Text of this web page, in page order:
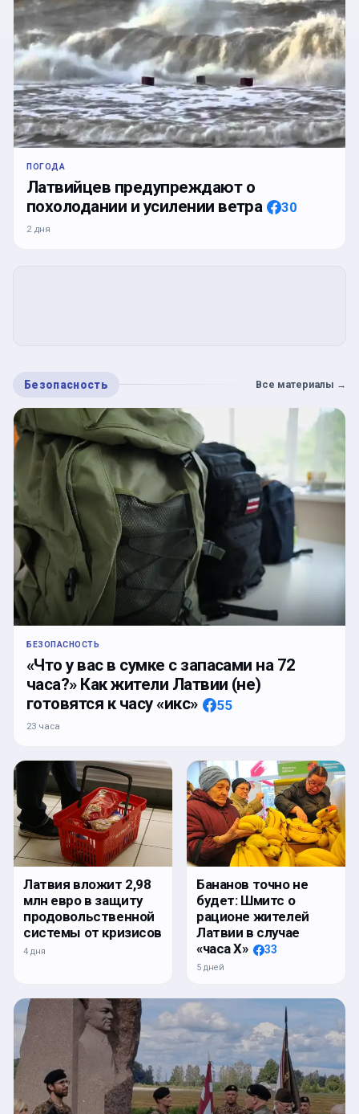
ПОГОДА
Латвийцев предупреждают о
похолодании и усилении ветра
30
2 дня
Безопасность Все материалы →
БЕЗОПАСНОСТЬ
«Что у вас в сумке с запасами на 72
часа?» Как жители Латвии (не)
готовятся к часу «икс»
55
23 часа
Латвия вложит 2,98
млн евро в защиту
продовольственной
системы от кризисов
4 дня
Бананов точно не
будет: Шмитс о
рационе жителей
Латвии в случае
«часа Х»
33
5 дней